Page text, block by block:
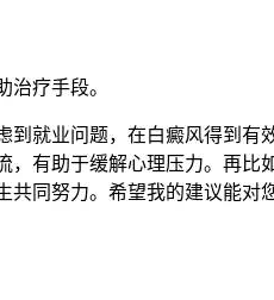
疗手段。
就业问题，在白癜风得到
有助于缓解心理压力。再
同努力。希望我的建议能对